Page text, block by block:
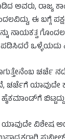
ಅವರು, ರಾಜ್ಯ
ಈ ಬಗ್ಗೆ
ನಾಯಕತ್ವ
ಪಡಿಸಿದರೆ ಒಳ್ಳೆಯದು
ಚರ್ಚೆ
ಚರ್ಚೆಗೆ ಯಾವುದೇ
ಬಿಟ್ಟದ್ದು
ವಿಶೇಷ